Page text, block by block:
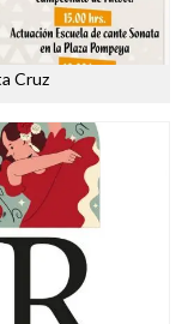
Cruz